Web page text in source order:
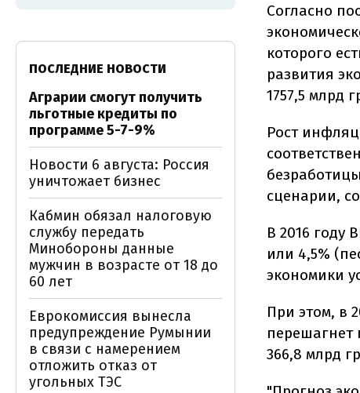
Согласно
которого
развития
1757,5 млрд
Рост
сценарии,
В 2016 году
или 4,5%
экономики
При этом, в
перешагнет
366,8 млрд
ПОСЛЕДНИЕ НОВОСТИ
Аграрии смогут получить
льготные кредиты по
программе 5-7-9%
Новости 6 августа: Россия
уничтожает бизнес
Кабмин обязал налоговую
службу передать
Минобороны данные
мужчин в возрасте от 18 до
60 лет
Еврокомиссия вынесла
предупреждение Румынии
в связи с намерением
отложить отказ от
угольных ТЭС